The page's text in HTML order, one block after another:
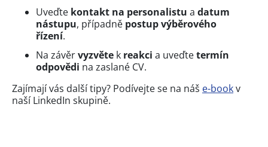
Uveďte kontakt na personalistu a datum
nástupu, případně postup výběrového
řízení.
Na závěrvyzvěte k reakci a uveďtetermín
odpovědi na zaslané CV.
Zajímají vás další tipy? Podívejte se na náš e-bookv
naší LinkedIn skupině.